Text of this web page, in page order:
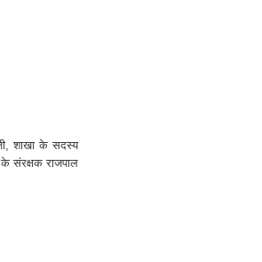
शाखा के सदस्य
संरक्षक राजपाल